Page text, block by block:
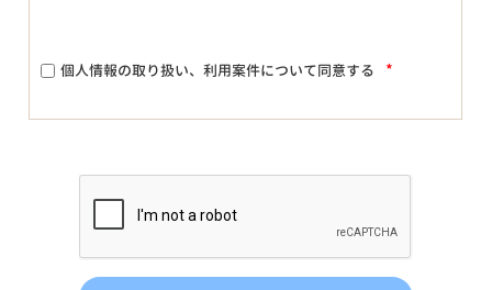
個人情報の取り扱い、利用案件について同意する *